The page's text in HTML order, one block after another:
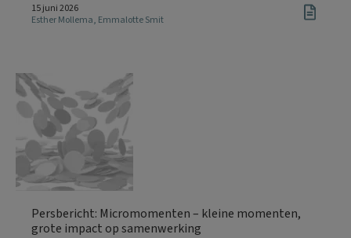
15 juni 2026
Esther Mollema, Emmalotte Smit
Persbericht: Micromomenten – kleine momenten,
grote impact op samenwerking